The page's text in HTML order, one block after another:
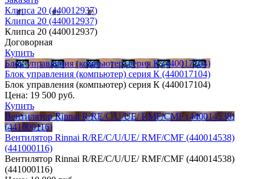
Клипса 20 (440012937)
Клипса 20 (440012937)
Клипса 20 (440012937)
Договорная
Купить
Блок управления (компьютер) серия К (440017104)
Блок управления (компьютер) серия К (440017104)
Блок управления (компьютер) серия К (440017104)
Цена: 19 500 руб.
Купить
Вентилятор Rinnai R/RE/C/U/UE/ RMF/CMF (440014538)
(441000116)
Вентилятор Rinnai R/RE/C/U/UE/ RMF/CMF (440014538)
(441000116)
Вентилятор Rinnai R/RE/C/U/UE/ RMF/CMF (440014538)
(441000116)